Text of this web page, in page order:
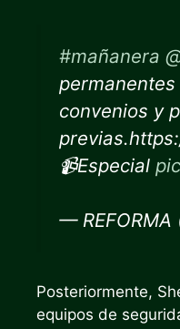
#mañanera
convenios y
📹Especial
— REFORMA
Posteriormente,
equipos de